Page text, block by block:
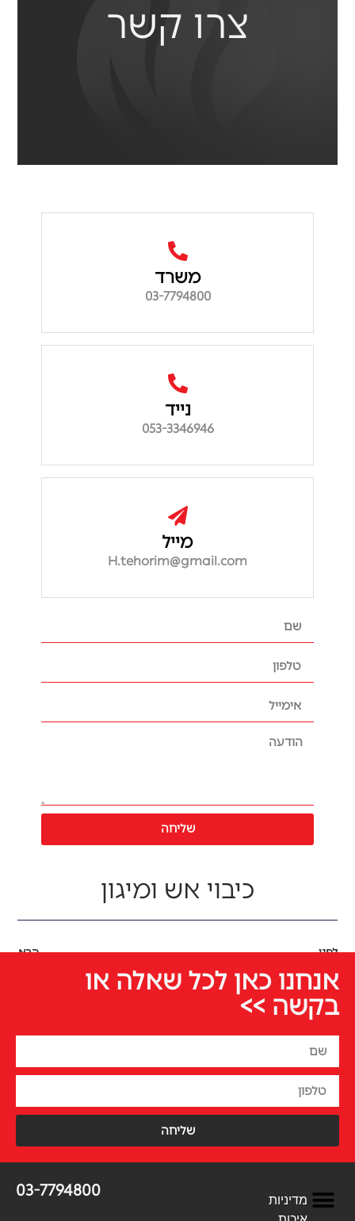
צרו קשר
משרד
03-7794800
נייד
053-3346946
מייל
H.tehorim@gmail.com
שליחה
כיבוי אש ומיגון
לפני הבא
אנחנו כאן לכל שאלה או
בקשה >>
שליחה
מדיניות
03-7794800